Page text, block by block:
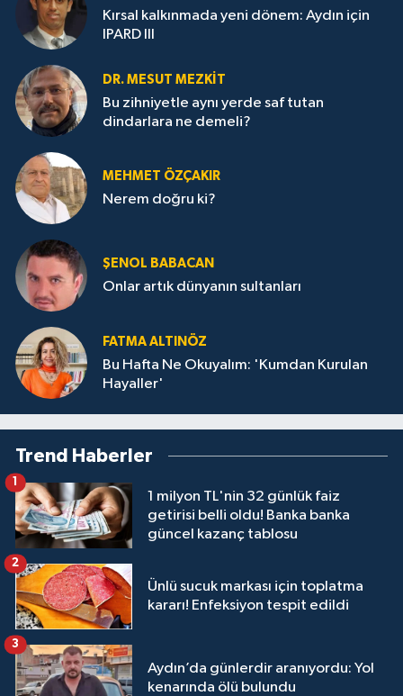
Kırsal kalkınmada yeni dönem: Aydın için
IPARD III
DR. MESUT MEZKIT
Bu zihniyetle aynı yerde saf tutan
dindarlara ne demeli?
MEHMET ÖZÇAKIR
Nerem doğru ki?
ŞENOL BABACAN
Onlar artık dünyanın sultanları
FATMA ALTINÖZ
Bu Hafta Ne Okuyalım: 'Kumdan Kurulan
Hayaller'
Trend Haberler
1 milyon TL'nin 32 günlük faiz
getirisi belli oldu! Banka banka
güncel kazanç tablosu
1
Ünlü sucuk markası için toplatma
kararı! Enfeksiyon tespit edildi
2
Aydın’da günlerdir aranıyordu: Yol
kenarında ölü bulundu
3